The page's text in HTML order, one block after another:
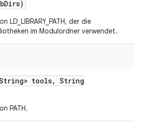
Dirs)
LD_LIBRARY_PATH, der die
im Modulordner verwendet.
tools, String
PATH.